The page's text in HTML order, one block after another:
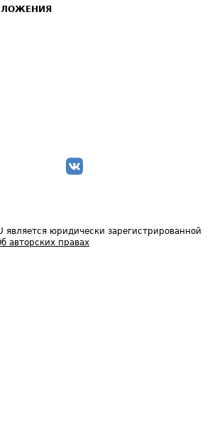
является юридически зарегистрированной
авторских правах